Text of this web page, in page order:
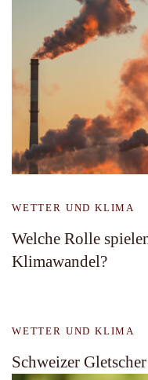
WETTER UND KLIMA
Welche Rolle
Klimawandel?
WETTER UND KLIMA
Schweizer